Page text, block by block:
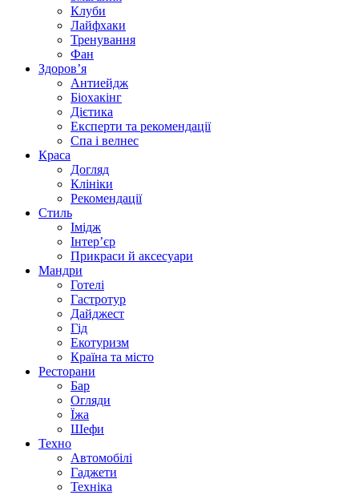
Клуби
Лайфхаки
Тренування
Фан
Здоров’я
Антиейдж
Біохакінг
Дієтика
Експерти та рекомендації
Спа i велнес
Краса
Догляд
Клініки
Рекомендації
Стиль
Імідж
Інтер’єр
Прикраси й аксесуари
Мандри
Готелі
Гастротур
Дайджест
Гід
Екотуризм
Країна та місто
Ресторани
Бар
Огляди
Їжа
Шефи
Техно
Автомобілі
Гаджети
Техніка